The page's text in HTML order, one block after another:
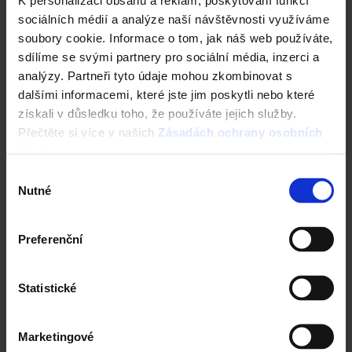
sociálních médií a analýze naší návštěvnosti využíváme
soubory cookie. Informace o tom, jak náš web používáte,
sdílíme se svými partnery pro sociální média, inzerci a
analýzy. Partneři tyto údaje mohou zkombinovat s
dalšími informacemi, které jste jim poskytli nebo které
získali v důsledku toho, že používáte jejich služby.
Přečtěte si více v našich Zásadách ochrany osobních
souhlasu
Nutné
Preferenční
Statistické
Marketingové
Ke stažení
betonových dlažeb v Česku | Wienerberger
PDF - 193 KB
Stáhnout vše (1)